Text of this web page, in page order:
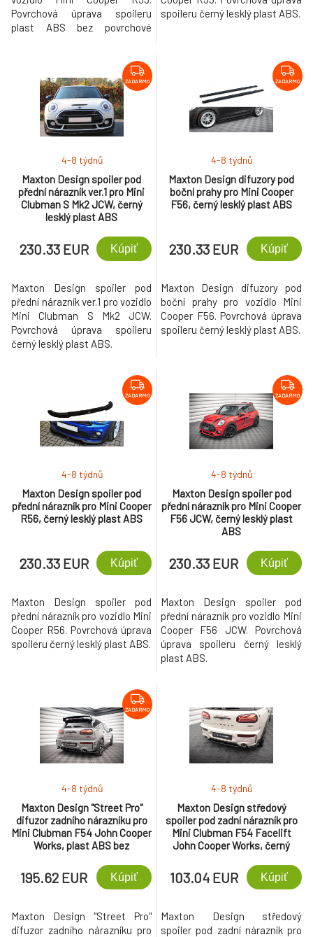
Povrchová úprava spoileru
plast ABS bez povrchové
spoileru černý lesklý plast ABS.
ZADARMO
Maxton Design spoiler pod
přední nárazník ver.1 pro Mini
Clubman S Mk2 JCW, černý
lesklý plast ABS
4-8 týdnů
230.33 EUR Kúpiť
Maxton Design spoiler pod
přední nárazník ver.1 pro vozidlo
Mini Clubman S Mk2 JCW.
Povrchová úprava spoileru
černý lesklý plast ABS.
ZADARMO
Maxton Design difuzory pod
boční prahy pro Mini Cooper
F56, černý lesklý plast ABS
4-8 týdnů
230.33 EUR Kúpiť
Maxton Design difuzory pod
boční prahy pro vozidlo Mini
Cooper F56. Povrchová úprava
spoileru černý lesklý plast ABS.
ZADARMO
Maxton Design spoiler pod
přední nárazník pro Mini Cooper
R56, černý lesklý plast ABS
4-8 týdnů
230.33 EUR Kúpiť
Maxton Design spoiler pod
přední nárazník pro vozidlo Mini
Cooper R56. Povrchová úprava
spoileru černý lesklý plast ABS.
ZADARMO
Maxton Design spoiler pod
přední nárazník pro Mini Cooper
F56 JCW, černý lesklý plast
ABS
4-8 týdnů
230.33 EUR Kúpiť
Maxton Design spoiler pod
přední nárazník pro vozidlo Mini
Cooper F56 JCW. Povrchová
úprava spoileru černý lesklý
plast ABS.
ZADARMO
Maxton Design "Street Pro"
difuzor zadního nárazníku pro
Mini Clubman F54 John Cooper
Works, plast ABS bez
4-8 týdnů
195.62 EUR Kúpiť
Maxton Design "Street Pro"
difuzor zadního nárazníku pro
Maxton Design středový
spoiler pod zadní nárazník pro
Mini Clubman F54 Facelift
John Cooper Works, černý
4-8 týdnů
103.04 EUR Kúpiť
Maxton Design středový
spoiler pod zadní nárazník pro